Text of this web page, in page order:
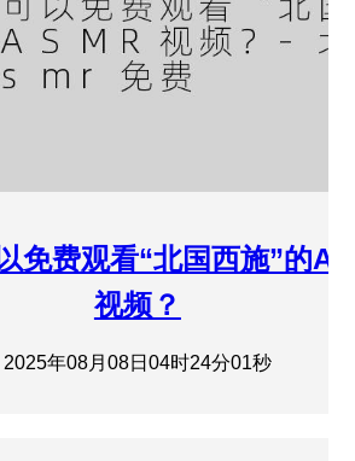
免费观看“北国西施”的
视频？
2025年08月08日04时24分01秒